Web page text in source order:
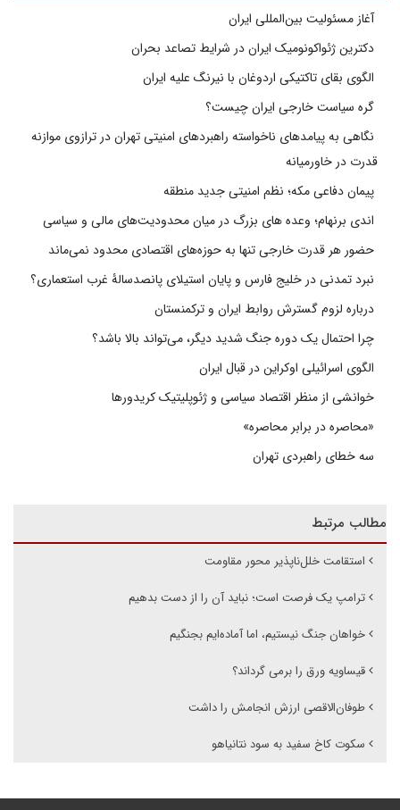
آغاز مسئولیت بین‌المللی ایران
دکترین ژئواکونومیک ایران در شرایط تصاعد بحران
الگوی بقای تاکتیکی اردوغان با نیرنگ علیه ایران
گره سیاست خارجی ایران چیست؟
نگاهی به پیامدهای ناخواسته راهبردهای امنیتی تهران در ترازوی موازنه
قدرت در خاورمیانه
پیمان دفاعی مکه؛ نظم امنیتی جدید منطقه
اندی برنهام؛ وعده های بزرگ در میان محدودیت‌های مالی و سیاسی
حضور هر قدرت خارجی تنها به حوزه‌های اقتصادی محدود نمی‌ماند
نبرد تمدنی در خلیج فارس و پایان استیلای پانصدسالۀ غرب استعماری؟
درباره لزوم گسترش روابط ایران و ترکمنستان
چرا احتمال یک دوره جنگ شدید دیگر، می‌تواند بالا باشد؟
الگوی اسرائیلی اوکراین در قبال ایران
خوانشی از منظر اقتصاد سیاسی و ژئوپلیتیک کریدورها
«محاصره در برابر محاصره»
سه خطای راهبردی تهران
مطالب مرتبط
استقامت خلل‌ناپذیر محور مقاومت
ترامپ یک فرصت است؛ نباید آن را از دست بدهیم
خواهان جنگ نیستیم، اما آماده‌ایم بجنگیم
قیساویه ورق را برمی گرداند؟
طوفان‌الاقصی ارزش انجامش را داشت
سکوت کاخ سفید به سود نتانیاهو